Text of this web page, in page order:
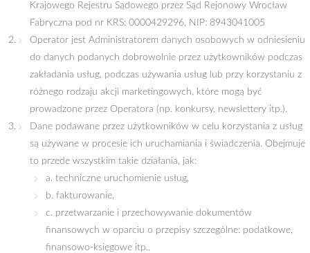
Krajowego Rejestru Sądowego przez Sąd Rejonowy Wrocław
Fabryczna pod nr KRS: 0000429296, NIP: 8943041005
Operator jest Administratorem danych osobowych w odniesieniu
do danych podanych dobrowolnie przez użytkowników podczas
zakładania usług, podczas używania usług lub przy korzystaniu z
różnego rodzaju akcji marketingowych, które mogą być
prowadzone przez Operatora (np. konkursy, newslettery itp.).
Dane podawane przez użytkowników w celu korzystania z usług
są używane w procesie ich uruchamiania i świadczenia. Obejmuje
to przede wszystkim takie działania, jak:
a. techniczne uruchomienie usług,
b. fakturowanie,
c. przetwarzanie i przechowywanie dokumentów
finansowych w oparciu o przepisy szczególne: podatkowe,
finansowo-księgowe itp.,